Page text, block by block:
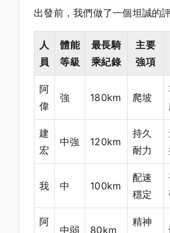
出發前，我們做了一個坦誠的
人
員
體能
等級
最長騎
乘紀錄
主要
強項
阿
偉
強 180km 爬坡
建
宏
中強 120km
持久
耐力
我 中 100km
配速
穩定
阿
中弱 80km
精神